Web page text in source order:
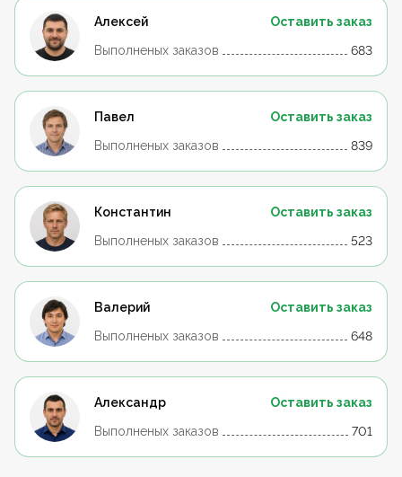
Алексей
Оставить заказ
Выполненых заказов
683
Павел
Оставить заказ
Выполненых заказов
839
Константин
Оставить заказ
Выполненых заказов
523
Валерий
Оставить заказ
Выполненых заказов
648
Александр
Оставить заказ
Выполненых заказов
701